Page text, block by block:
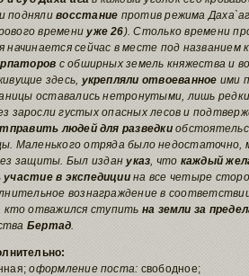
подняливосстание против режима
времениуже 26). Столько времени
сейчас в месте под названием
с обширных земель княжества и
здесь, укрепляли отвоеванное ими
оставались нетронутыми, лишь
густых опасных лесов и
людей для разведки
Маленького отряда было недостаточно,
защиты. Был издануказ, что каждый
в экспедициина все четыре
вознаграждение в
кто отважился ступить на земли за
Бертад.
оформление поста: свободное;